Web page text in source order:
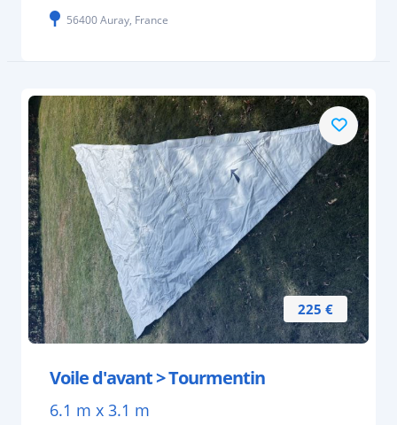
56400 Auray, France
225 €
Voile d'avant > Tourmentin
6.1 m x 3.1 m